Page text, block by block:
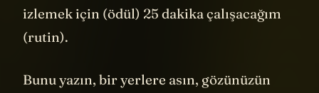
izlemek için (ödül) 25 dakika çalışacağım
(rutin).
Bunu yazın, bir yerlere asın, gözünüzün